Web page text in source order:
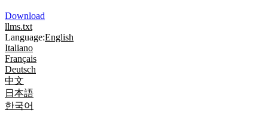
Download
llms.txt
Language:English
Italiano
Français
Deutsch
中文
日本語
한국어